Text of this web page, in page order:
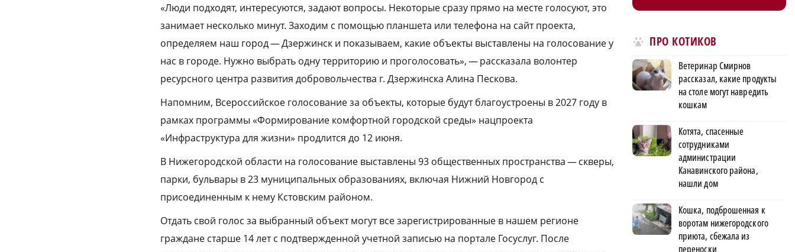
«Люди подходят, интересуются, задают вопросы. Некоторые сразу прямо на месте голосуют, это
занимает несколько минут. Заходим с помощью планшета или телефона на сайт проекта,
определяем наш город — Дзержинск и показываем, какие объекты выставлены на голосование у
нас в городе. Нужно выбрать одну территорию и проголосовать», — рассказала волонтер
ресурсного центра развития добровольчества г. Дзержинска Алина Пескова.
Напомним, Всероссийское голосование за объекты, которые будут благоустроены в 2027 году в
рамках программы «Формирование комфортной городской среды» нацпроекта
«Инфраструктура для жизни» продлится до 12 июня.
В Нижегородской области на голосование выставлены 93 общественных пространства — скверы,
парки, бульвары в 23 муниципальных образованиях, включая Нижний Новгород с
присоединенным к нему Кстовским районом.
Отдать свой голос за выбранный объект могут все зарегистрированные в нашем регионе
граждане старше 14 лет с подтвержденной учетной записью на портале Госуслуг. После
ПРО КОТИКОВ
Ветеринар Смирнов
рассказал, какие продукты
на столе могут навредить
кошкам
Котята, спасенные
сотрудниками
администрации
Канавинского района,
нашли дом
Кошка, подброшенная к
воротам нижегородского
приюта, сбежала из
переноски